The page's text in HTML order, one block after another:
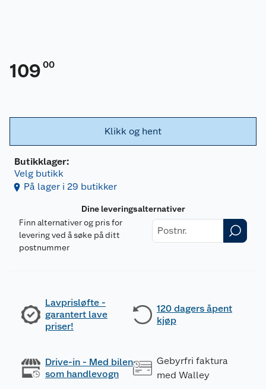
109 00
Klikk og hent
Butikklager:
Velg butikk
På lager i 29 butikker
Dine leveringsalternativer
Finn alternativer og pris for
levering ved å søke på ditt
postnummer
Lavprisløfte -
garantert lave
priser!
120 dagers åpent
kjøp
Drive-in - Med bilen
som handlevogn
Gebyrfri faktura
med Walley